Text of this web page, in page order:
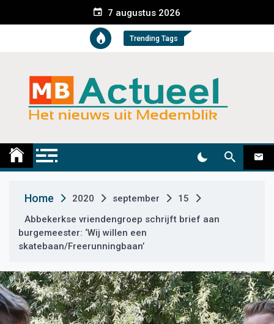
e
t
7 augustus 2026
Trending Tags
Medemblik Actueel
Home 2020 september
15
Abbekerkse vriendengroep schrijft brief aan
burgemeester: ‘Wij willen een
skatebaan/Freerunningbaan’